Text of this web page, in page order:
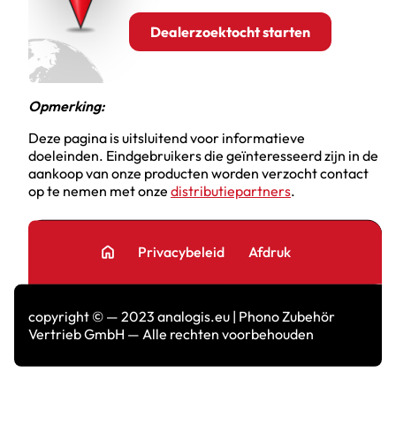
Dealerzoektocht starten
Opmerking:
Deze pagina is uitsluitend voor informatieve
doeleinden. Eindgebruikers die geïnteresseerd zijn in de
aankoop van onze producten worden verzocht contact
op te nemen met onze distributiepartners.
copyright © — 2023 analogis.eu | Phono Zubehör
Vertrieb GmbH — Alle rechten voorbehouden
home Privacybeleid Afdruk